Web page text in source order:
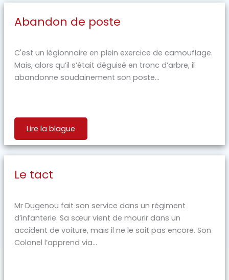
Abandon de poste
C'est un légionnaire en plein exercice de camouflage.
Mais, alors qu’il s’était déguisé en tronc d’arbre, il
abandonne soudainement son poste...
Lire la blague
Le tact
Mr Dugenou fait son service dans un régiment
d’infanterie. Sa sœur vient de mourir dans un
accident de voiture, mais il ne le sait pas encore. Son
Colonel l’apprend via...